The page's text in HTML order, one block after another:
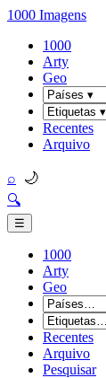
1000 Imagens
1000
Arty
Geo
Recentes
Arquivo
⌕ 🌙
🔍
☰
1000
Arty
Geo
Recentes
Arquivo
Pesquisar